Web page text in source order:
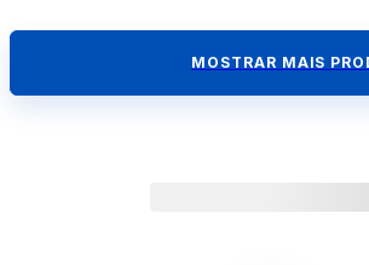
MOSTRAR MAIS